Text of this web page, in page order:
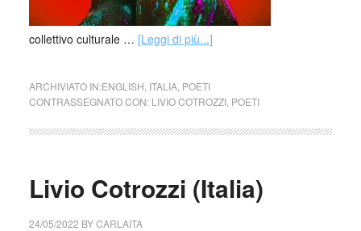
collettivo culturale … [Leggi di più...]
ARCHIVIATO IN:ENGLISH ITALIA, POETI
CONTRASSEGNATO CON: LIVIO COTROZZI, POETI
Livio Cotrozzi (Italia)
24/05/2022 BYCARLAITA